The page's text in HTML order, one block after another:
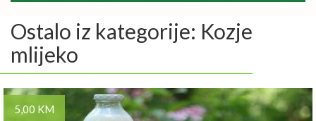
Ostalo iz kategorije: Kozje
mlijeko
5,00 KM